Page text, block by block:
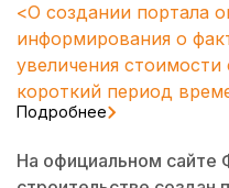
<О создании портала
информирования о
увеличения
короткий период
Подробнее
На официальном сайте